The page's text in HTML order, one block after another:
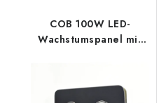
COB 100W LED-
Wachstumspanel mit